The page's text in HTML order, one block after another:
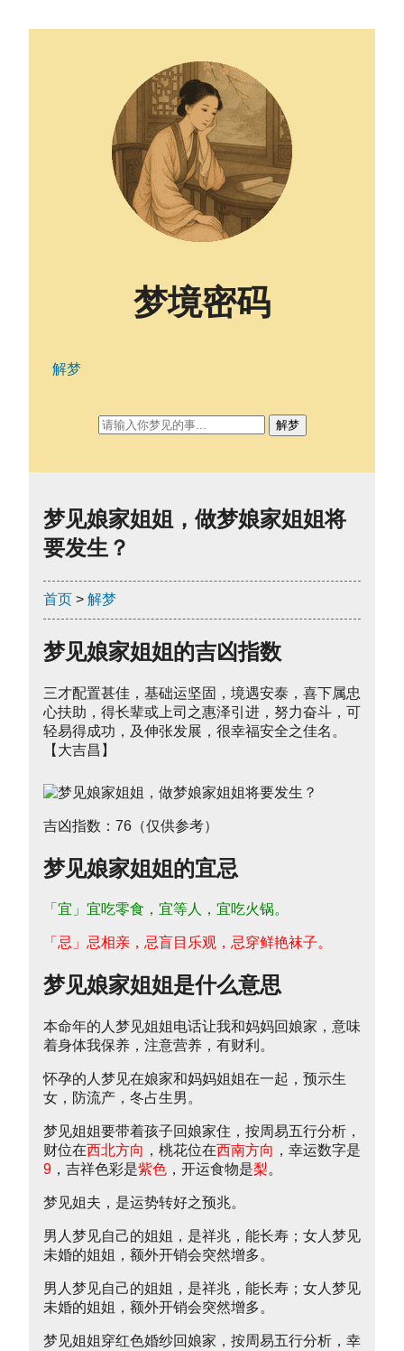
梦见娘家姐姐，做梦娘家姐姐将
要发生？
首页 > 解梦
梦见娘家姐姐的吉凶指数
三才配置甚佳，基础运坚固，境遇安泰，喜下属忠
心扶助，得长辈或上司之惠泽引进，努力奋斗，可
轻易得成功，及伸张发展，很幸福安全之佳名。
【大吉昌】
吉凶指数：76（仅供参考）
梦见娘家姐姐的宜忌
「宜」宜吃零食，宜等人，宜吃火锅。
「忌」忌相亲，忌盲目乐观，忌穿鲜艳袜子。
梦见娘家姐姐是什么意思
本命年的人梦见姐姐电话让我和妈妈回娘家，意味
着身体我保养，注意营养，有财利。
怀孕的人梦见在娘家和妈妈姐姐在一起，预示生
女，防流产，冬占生男。
梦见姐姐要带着孩子回娘家住，按周易五行分析，
财位在西北方向 ，桃花位在西南方向 ，幸运数字是
9 ，吉祥色彩是紫色 ，开运食物是梨。
梦见姐夫，是运势转好之预兆。
男人梦见自己的姐姐，是祥兆，能长寿；女人梦见
未婚的姐姐，额外开销会突然增多。
男人梦见自己的姐姐，是祥兆，能长寿；女人梦见
未婚的姐姐，额外开销会突然增多。
梦见姐姐穿红色婚纱回娘家，按周易五行分析，幸
梦境密码
解梦
解梦